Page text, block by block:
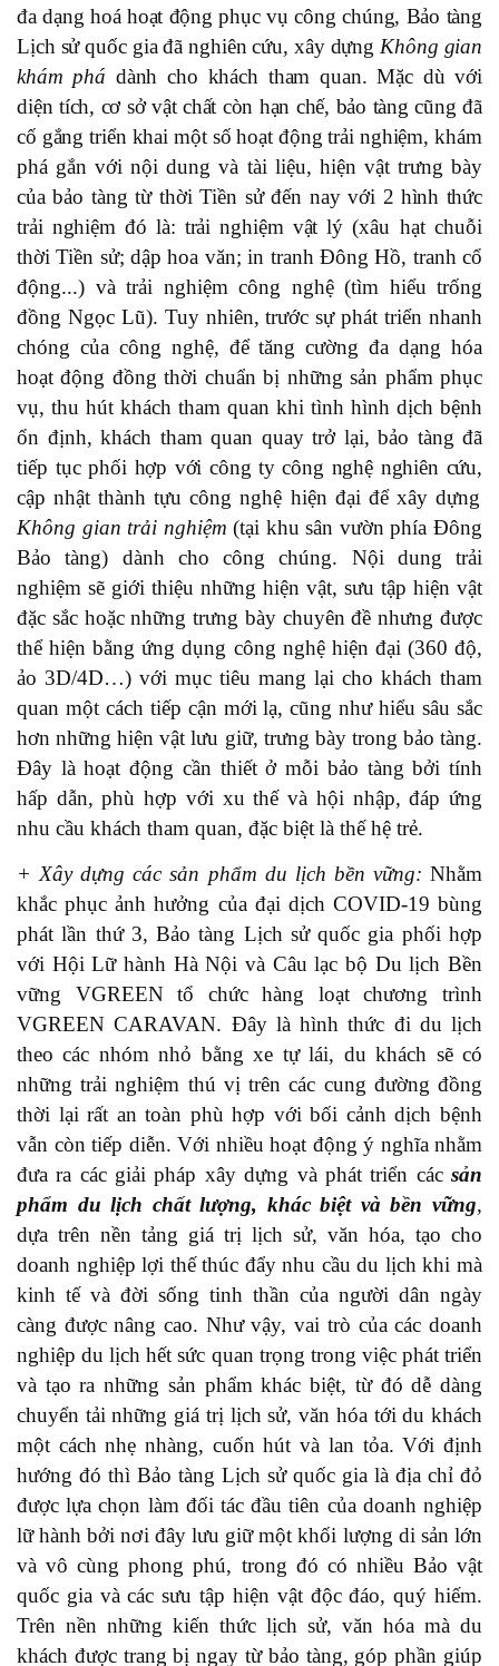
đa dạng hoá hoạt động phục vụ công chúng, Bảo tàng
Lịch sử quốc gia đã nghiên cứu, xây dựng Không gian
khám phá dành cho khách tham quan. Mặc dù với
diện tích, cơ sở vật chất còn hạn chế, bảo tàng cũng đã
cố gắng triển khai một số hoạt động trải nghiệm, khám
phá gắn với nội dungvà tài liệu, hiện vật trưng bày
củabảo tàng từ thời Tiền sử đến nayvới 2 hình thức
trải nghiệm đó là: trải nghiệm vật lý(xâu hạt chuỗi
thời Tiền sử; dập hoa văn; in tranh Đông Hồ, tranh cổ
động...) và trải nghiệm công nghệ (tìm hiểu trống
đồng Ngọc Lũ). Tuy nhiên, trước sự phát triển nhanh
chóng của công nghệ, để tăng cường đa dạng hóa
hoạt động đồng thời chuẩn bị những sản phẩm phục
vụ, thu hút khách tham quan khi tình hình dịch bệnh
ổn định, khách tham quan quay trở lại, bảo tàng đã
tiếp tụcphối hợp với công ty công nghệ nghiên cứu,
cập nhật thành tựu công nghệ hiện đại để xây dựng
Không gian trải nghiệm (tại khu sân vườn phía Đông
Bảo tàng)
dành cho công chúng. Nội dung trải
nghiệm sẽ giới thiệu những hiện vật, sưu tập hiện vật
đặc sắc hoặc những trưng bày chuyên đề nhưng được
thể hiện bằng ứng dụng công nghệ hiện đại (360 độ,
ảo 3D/4D…) với mục tiêu mang lại cho khách tham
quan một cách tiếp cận mới lạ, cũng như hiểu sâu sắc
hơn những hiện vật lưu giữ, trưng bày trong bảo tàng.
Đây là hoạt động cần thiết ở mỗi bảo tàng bởi tính
hấp dẫn, phù hợp với xu thế và hội nhập, đáp ứng
nhu cầu khách tham quan, đặc biệt là thế hệ trẻ.
+ Xây dựng các sản phẩm du lịch bền vững: Nhằm
khắc phục ảnh hưởng của đại dịch COVID-19 bùng
phát lần thứ 3, Bảo tàng Lịch sử quốc gia phối hợp
với Hội Lữ hành Hà Nội và Câu lạc bộ Du lịch Bền
vững VGREEN tổ chức hàng loạt chương trình
VGREEN CARAVAN. Đây là hình thức đi du lịch
theo các nhóm nhỏ bằng xe tự lái, du khách sẽ có
những trải nghiệm thú vị trên các cung đường đồng
thời lại rất an toàn phù hợp với bối cảnh dịch bệnh
vẫn còn tiếp diễn. Với nhiều hoạt động ý nghĩa nhằm
đưa ra các giải pháp xây dựng và phát triển các sản
phẩm du lịch chất lượng, khác biệt và bền vững,
dựa trên nền tảng giá trị lịch sử, văn hóa, tạo cho
doanh nghiệp lợi thế thúc đẩy nhu cầu du lịch khi mà
kinh tế và đời sống tinh thần của người dân ngày
càng được nâng cao. Như vậy, vai trò của các doanh
nghiệp du lịch hết sức quan trọng trong việc phát triển
và tạo ra những sản phẩm khác biệt, từ đó dễ dàng
chuyển tải những giá trị lịch sử, văn hóa tới du khách
một cách nhẹ nhàng, cuốn hút và lan tỏa. Với định
hướng đó thì Bảo tàng Lịch sử quốc gia là địa chỉ đỏ
được lựa chọn làm đối tác đầu tiên của doanh nghiệp
lữ hành bởi nơi đây lưu giữ một khối lượng di sản lớn
và vô cùng phong phú, trong đó có nhiều Bảo vật
quốc gia và các sưu tập hiện vật độc đáo, quý hiếm.
Trên nền những kiến thức lịch sử, văn hóa mà du
khách được trang bị ngay từ bảo tàng, góp phần giúp